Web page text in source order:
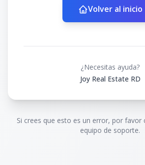
Volver al inicio
¿Necesitas ayuda?
Joy Real Estate RD
Si crees que esto es un error, por
equipo de soporte.